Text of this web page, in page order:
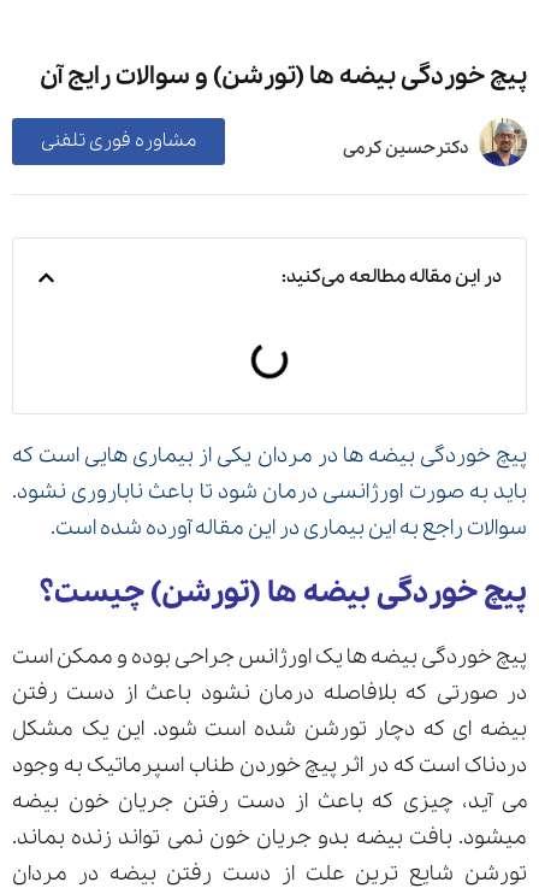
پیچ خوردگی بیضه ها (تورشن) و سوالات رایج آن
دکترحسین کرمی مشاوره فوری تلفنی
در این مقاله مطالعه می‌کنید:
پیچ خوردگی بیضه ها در مردان یکی از بیماری هایی است که
باید به صورت اورژانسی درمان شود تا باعث ناباروری نشود.
سوالات راجع به این بیماری در این مقاله آورده شده است.
پیچ خوردگی بیضه ها (تورشن) چیست؟
پیچ خوردگی بیضه ها یک اورژانس جراحی بوده و ممکن است
در صورتی که بلافاصله درمان نشود باعث از دست رفتن
بیضه ای که دچار تورشن شده است شود. این یک مشکل
دردناک است که در اثر پیچ خوردن طناب اسپرماتیک به وجود
می آید، چیزی که باعث از دست رفتن جریان خون بیضه
میشود. بافت بیضه بدو جریان خون نمی تواند زنده بماند.
تورشن شایع ترین علت از دست رفتن بیضه در مردان
ارسال
قدرت گرفته از همیارسیستم